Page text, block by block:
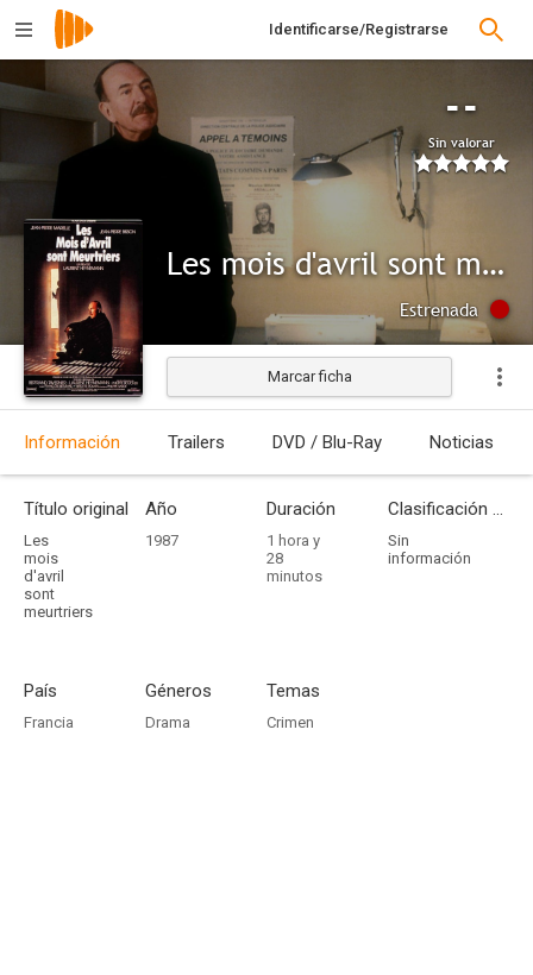
Identificarse/Registrarse
--
Sin valorar
Les mois d'avril sont meurtriers
Estrenada
Marcar ficha
Información Trailers DVD / Blu-Ray Noticias
Título original
Les
mois
d'avril
sont
meurtriers
Año
1987
Duración
1 hora y
28
minutos
Clasificación por edades
Sin
información
País
Francia
Géneros
Drama
Temas
Crimen